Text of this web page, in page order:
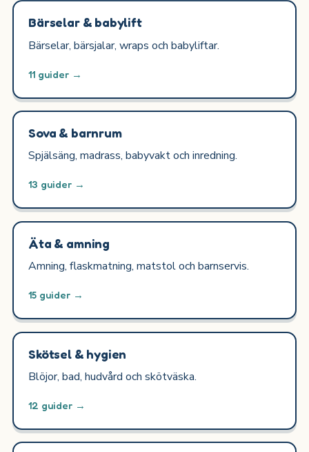
Bärselar & babylift
Bärselar, bärsjalar, wraps och babyliftar.
11 guider →
Sova & barnrum
Spjälsäng, madrass, babyvakt och inredning.
13 guider →
Äta & amning
Amning, flaskmatning, matstol och barnservis.
15 guider →
Skötsel & hygien
Blöjor, bad, hudvård och skötväska.
12 guider →